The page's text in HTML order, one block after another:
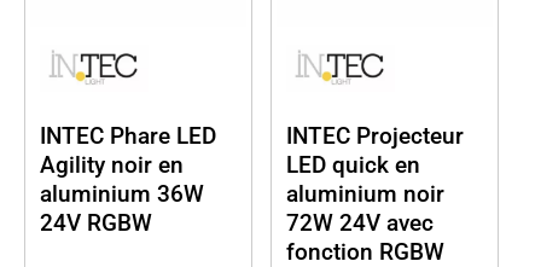
INTEC Phare LED
Agility noir en
aluminium 36W
24V RGBW
INTEC Projecteur
LED quick en
aluminium noir
72W 24V avec
fonction RGBW